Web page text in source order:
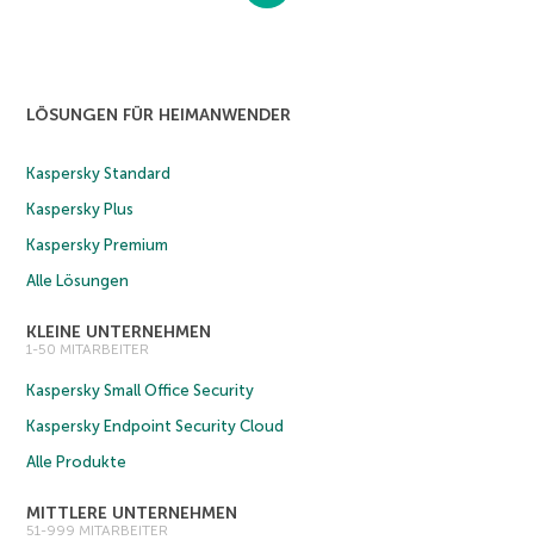
LÖSUNGEN FÜR HEIMANWENDER
Kaspersky Standard
Kaspersky Plus
Kaspersky Premium
Alle Lösungen
KLEINE UNTERNEHMEN
1-50 MITARBEITER
Kaspersky Small Office Security
Kaspersky Endpoint Security Cloud
Alle Produkte
MITTLERE UNTERNEHMEN
51-999 MITARBEITER